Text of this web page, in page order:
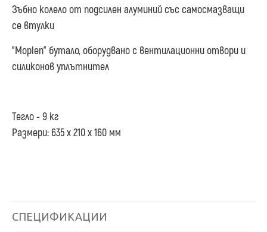
Зъбно колело от подсилен алуминий със самосмазващи
се втулки
"Moplen" бутало, оборудвано с вентилационни отвори и
силиконов уплътнител
Тегло - 9 кг
Размери: 635 x 210 x 160 мм
СПЕЦИФИКАЦИИ